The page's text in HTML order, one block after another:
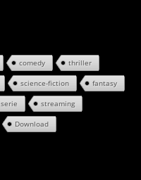
comedy thriller
science-fiction fantasy
serie streaming
Download